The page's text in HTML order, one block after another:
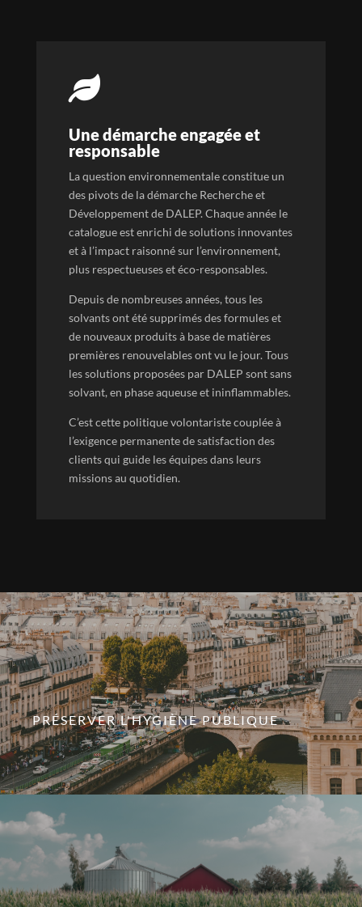

Une démarche engagée et
responsable
La question environnementale constitue un
des pivots de la démarche Recherche et
Développement de DALEP. Chaque année le
catalogue est enrichi de solutions innovantes
et à l’impact raisonné sur l’environnement,
plus respectueuses et éco-responsables.
Depuis de nombreuses années, tous les
solvants ont été supprimés des formules et
de nouveaux produits à base de matières
premières renouvelables ont vu le jour. Tous
les solutions proposées par DALEP sont sans
solvant, en phase aqueuse et ininflammables.
C’est cette politique volontariste couplée à
l’exigence permanente de satisfaction des
clients qui guide les équipes dans leurs
missions au quotidien.
PRÉSERVER L'HYGIÈNE PUBLIQUE